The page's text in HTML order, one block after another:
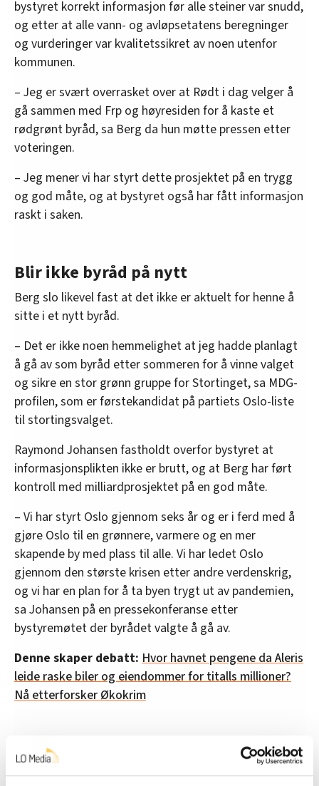
bystyret korrekt informasjon før alle steiner var snudd,
og etter at alle vann- og avløpsetatens beregninger
og vurderinger var kvalitetssikret av noen utenfor
kommunen.
– Jeg er svært overrasket over at Rødt i dag velger å
gå sammen med Frp og høyresiden for å kaste et
rødgrønt byråd, sa Berg da hun møtte pressen etter
voteringen.
– Jeg mener vi har styrt dette prosjektet på en trygg
og god måte, og at bystyret også har fått informasjon
raskt i saken.
Blir ikke byråd på nytt
Berg slo likevel fast at det ikke er aktuelt for henne å
sitte i et nytt byråd.
– Det er ikke noen hemmelighet at jeg hadde planlagt
å gå av som byråd etter sommeren for å vinne valget
og sikre en stor grønn gruppe for Stortinget, sa MDG-
profilen, som er førstekandidat på partiets Oslo-liste
til stortingsvalget.
Raymond Johansen fastholdt overfor bystyret at
informasjonsplikten ikke er brutt, og at Berg har ført
kontroll med milliardprosjektet på en god måte.
– Vi har styrt Oslo gjennom seks år og er i ferd med å
gjøre Oslo til en grønnere, varmere og en mer
skapende by med plass til alle. Vi har ledet Oslo
gjennom den største krisen etter andre verdenskrig,
og vi har en plan for å ta byen trygt ut av pandemien,
sa Johansen på en pressekonferanse etter
bystyremøtet der byrådet valgte å gå av.
Denne skaper debatt: Hvor havnet pengene da Aleris
leide raske biler og eiendommer for titalls millioner?
Nå etterforsker Økokrim
Sonderinger
Ordfører Marianne Borgen (SV) vil nå invitere alle